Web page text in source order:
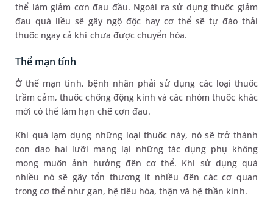
thể làm giảm cơn đau đầu. Ngoài ra sử dụng thuốc giảm
đau quá liều sẽ gây ngộ độc hay cơ thể sẽ tự đào thải
thuốc ngay cả khi chưa được chuyển hóa.
Thể mạn tính
Ở thể mạn tính, bệnh nhân phải sử dụng các loại thuốc
trầm cảm, thuốc chống động kinh và các nhóm thuốc khác
mới có thể làm hạn chế cơn đau.
Khi quá lạm dụng những loại thuốc này, nó sẽ trở thành
con dao hai lưỡi mang lại những tác dụng phụ không
mong muốn ảnh hưởng đến cơ thể. Khi sử dụng quá
nhiều nó sẽ gây tổn thương ít nhiều đến các cơ quan
trong cơ thể như gan, hệ tiêu hóa, thận và hệ thần kinh.